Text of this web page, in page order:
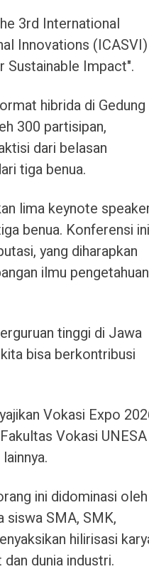
3rd International
Innovations (ICASVI)
Sustainable Impact".
hibrida di Gedung
300 partisipan,
dari belasan
tiga benua.
lima keynote
benua. Konferensi ini
yang diharapkan
ilmu pengetahuan
tinggi di Jawa
bisa berkontribusi
Vokasi Expo
Vokasi UNESA
ini didominasi oleh
siswa SMA, SMK,
hilirisasi
dunia industri.